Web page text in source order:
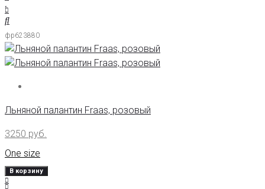
фр623880
Льняной палантин Fraas, розовый
3250 руб.
One size
В корзину